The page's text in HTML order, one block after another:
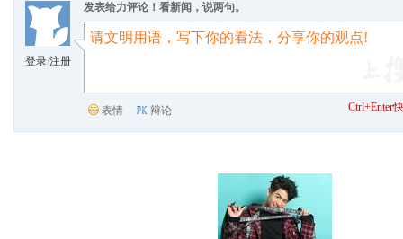
登录/注册
发表给力评论！看新闻，说两句。
表情 辩论 Ctrl+Enter